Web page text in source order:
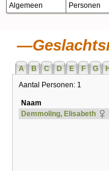
Algemeen Personen
A B C D E F G H
Aantal Personen: 1
Naam
Demmoling, Elisabeth